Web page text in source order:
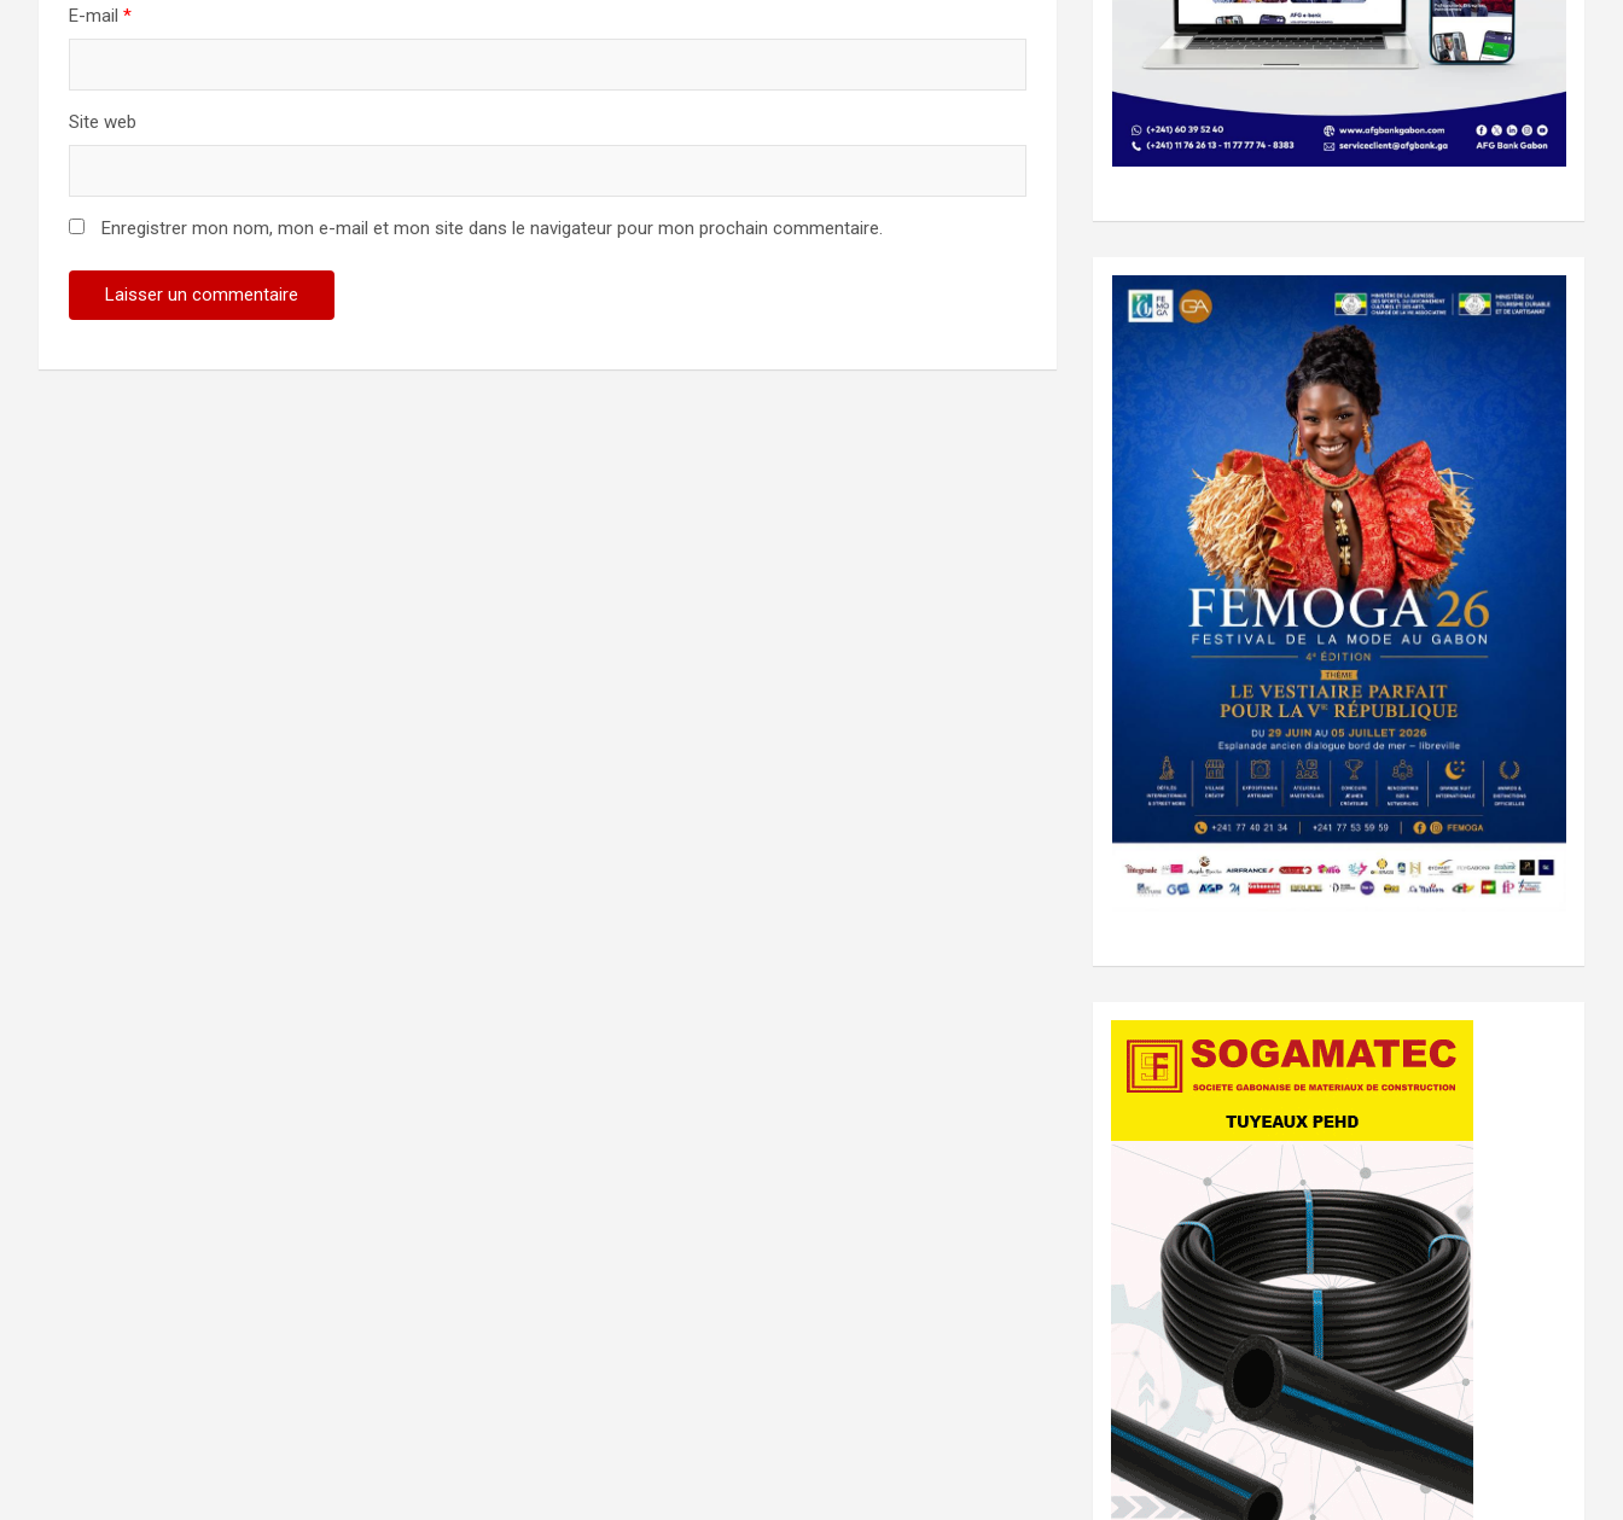
E-mail *
Site web
Enregistrer mon nom, mon e-mail et mon site dans le navigateur pour mon prochain commentaire.